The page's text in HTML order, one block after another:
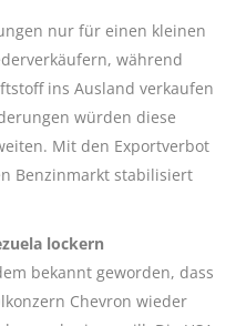
nur für einen kleinen
während
ins Ausland verkaufen
würden diese
Mit den Exportverbot
Benzinmarkt stabilisiert
lockern
bekannt geworden, dass
Chevron wieder